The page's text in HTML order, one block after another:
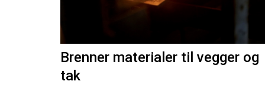
Brenner materialer til vegger og
tak